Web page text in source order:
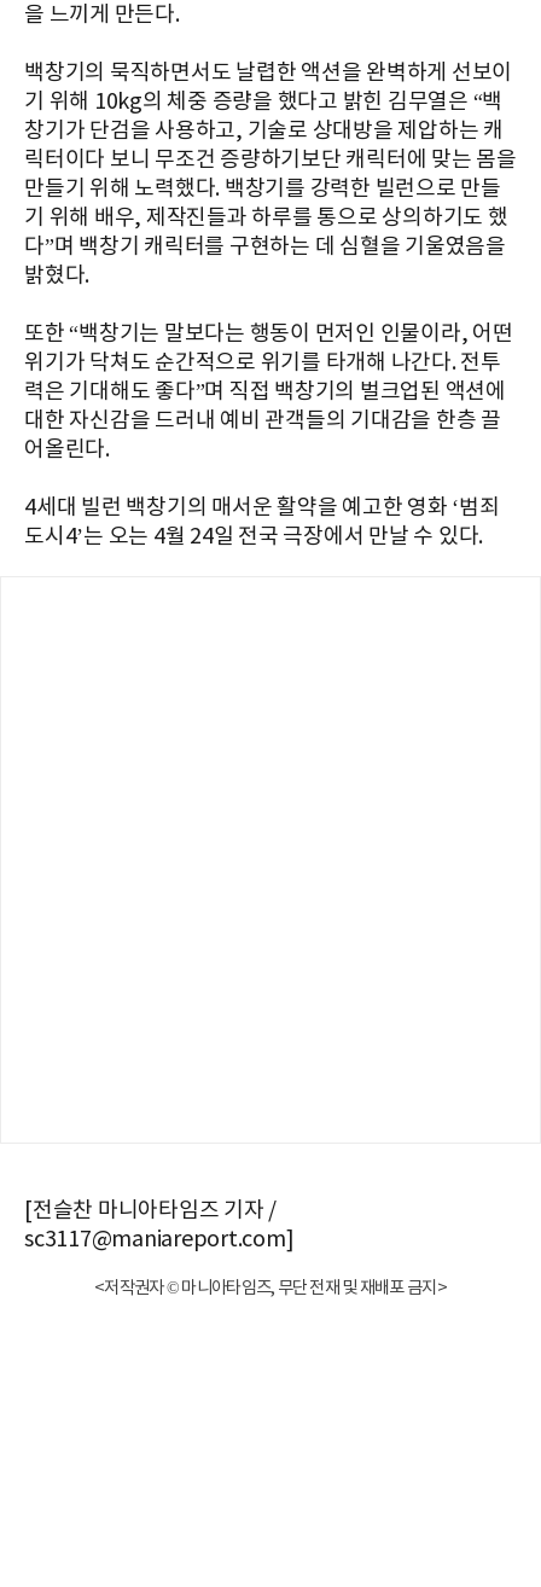
을 느끼게 만든다.
백창기의 묵직하면서도 날렵한 액션을 완벽하게 선보이
기 위해 10kg의 체중 증량을 했다고 밝힌 김무열은 “백
창기가 단검을 사용하고, 기술로 상대방을 제압하는 캐
릭터이다 보니 무조건 증량하기보단 캐릭터에 맞는 몸을
만들기 위해 노력했다. 백창기를 강력한 빌런으로 만들
기 위해 배우, 제작진들과 하루를 통으로 상의하기도 했
다”며 백창기 캐릭터를 구현하는 데 심혈을 기울였음을
밝혔다.
또한 “백창기는 말보다는 행동이 먼저인 인물이라, 어떤
위기가 닥쳐도 순간적으로 위기를 타개해 나간다. 전투
력은 기대해도 좋다”며 직접 백창기의 벌크업된 액션에
대한 자신감을 드러내 예비 관객들의 기대감을 한층 끌
어올린다.
4세대 빌런 백창기의 매서운 활약을 예고한 영화 ‘범죄
도시4’는 오는 4월 24일 전국 극장에서 만날 수 있다.
[전슬찬 마니아타임즈 기자 /
sc3117@maniareport.com]
<저작권자 © 마니아타임즈, 무단 전재 및 재배포 금지>